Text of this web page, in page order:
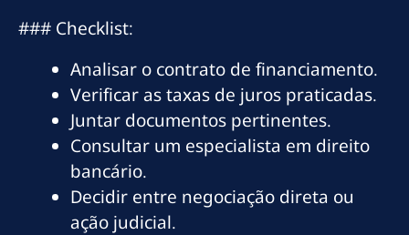
### Checklist:
Analisar o contrato de financiamento.
Verificar as taxas de juros praticadas.
Juntar documentos pertinentes.
Consultar um especialista em direito
bancário.
Decidir entre negociação direta ou
ação judicial.